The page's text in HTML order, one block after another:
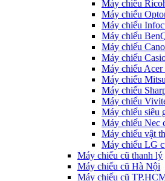
Máy chiếu
Máy chiếu
Máy chiếu
Máy chiếu
Máy chiếu
Máy chiếu
Máy chiếu Acer
Máy chiếu
Máy chiếu
Máy chiếu
Máy chiếu siêu
Máy chiếu Nec
Máy chiếu vật
Máy chiếu LG
Máy chiếu cũ thanh lý
Máy chiếu cũ Hà Nội
Máy chiếu cũ